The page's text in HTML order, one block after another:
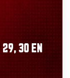
29, 30 EN